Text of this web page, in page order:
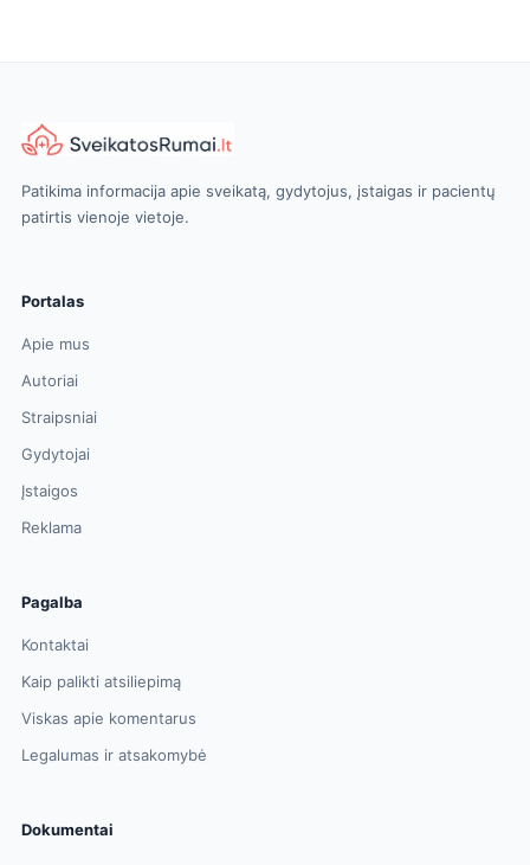
Patikima informacija apie sveikatą, gydytojus, įstaigas ir pacientų
patirtis vienoje vietoje.
Portalas
Apie mus
Autoriai
Straipsniai
Gydytojai
Įstaigos
Reklama
Pagalba
Kontaktai
Kaip palikti atsiliepimą
Viskas apie komentarus
Legalumas ir atsakomybė
Dokumentai